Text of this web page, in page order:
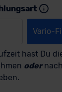
Vario-
hast Du
oder